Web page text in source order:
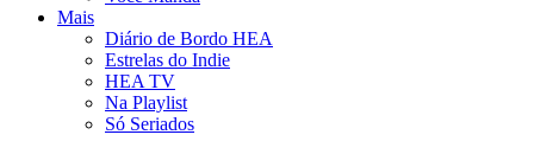
Mais
Diário de Bordo HEA
Estrelas do Indie
HEA TV
Na Playlist
Só Seriados